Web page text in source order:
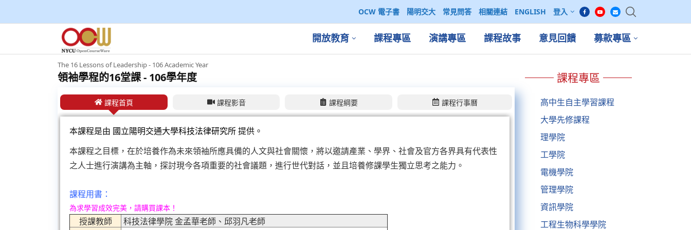
OCW 電子書 陽明交大 常見問答 相關連結 ENGLISH 登入
開放教育 課程專區 演講專區 課程故事 意見回饋 募款專區
The 16 Lessons of Leadership - 106 Academic Year
領袖學程的16堂課 - 106學年度
課程首頁 課程影音 課程綱要 課程行事曆
本課程是由 國立陽明交通大學科技法律研究所 提供。
本課程之目標，在於培養作為未來領袖所應具備的人文與社會關懷，將以邀請產業、學界、社會及官方各界具有代表性
之人士進行演講為主軸，探討現今各項重要的社會議題，進行世代對話，並且培養修課學生獨立思考之能力。
課程用書：
為求學習成效完美，請購買課本！
授課教師
科技法律學院 金孟華老師、邱羽凡老師
課程專區
高中生自主學習課程
大學先修課程
理學院
工學院
電機學院
管理學院
資訊學院
工程生物科學學院